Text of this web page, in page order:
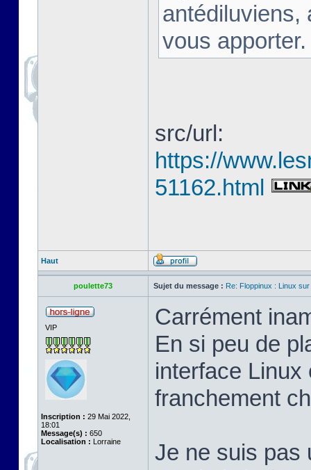
antédiluviens,
vous
src/url:
https://
51162.html
Haut
poulette73 Sujet du message : Re: Floppinux : Linux
VIP
Inscription : 29 Mai 2022,
18:01
Message(s) : 650
Localisation : Lorraine
Carrément
En si peu de
interface Linux
franchement
Je ne suis pas